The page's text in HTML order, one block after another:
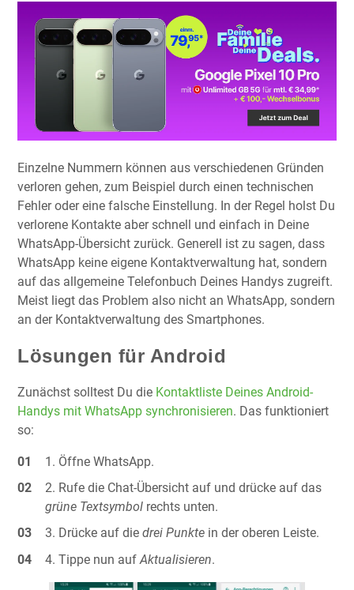
Einzelne Nummern können aus verschiedenen Gründen
verloren gehen, zum Beispiel durch einen technischen
Fehler oder eine falsche Einstellung. In der Regel holst Du
verlorene Kontakte aber schnell und einfach in Deine
WhatsApp-Übersicht zurück. Generell ist zu sagen, dass
WhatsApp keine eigene Kontaktverwaltung hat, sondern
auf das allgemeine Telefonbuch Deines Handys zugreift.
Meist liegt das Problem also nicht an WhatsApp, sondern
an der Kontaktverwaltung des Smartphones.
Lösungen für Android
Zunächst solltest Du die Kontaktliste Deines Android-
Handys mit WhatsApp synchronisieren. Das funktioniert
so:
Öffne WhatsApp.
Rufe die Chat-Übersicht auf und drücke auf das
grüne Textsymbol rechts unten.
Drücke auf diedrei Punkte in der oberen Leiste.
Tippe nun aufAktualisieren.